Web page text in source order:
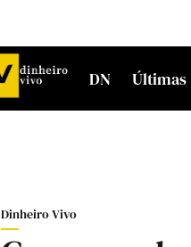
DN Últimas
Dinheiro Vivo